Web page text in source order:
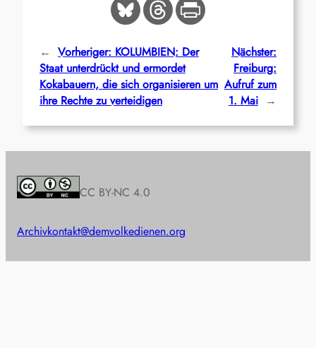
← Vorheriger: KOLUMBIEN: Der
Staat unterdrückt und ermordet
Kokabauern, die sich organisieren um
ihre Rechte zu verteidigen
Nächster:
Freiburg:
Aufruf zum
1. Mai →
CC BY-NC 4.0
Archivkontakt@demvolkedienen.org